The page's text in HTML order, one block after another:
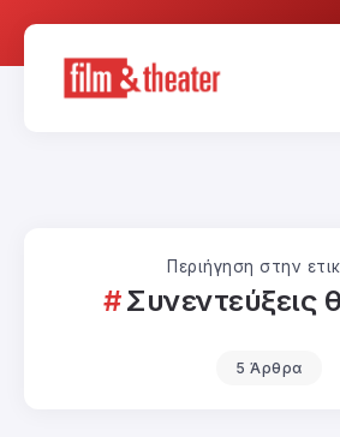
Περιήγηση στην
Συνεντεύξεις
5 Άρθρα